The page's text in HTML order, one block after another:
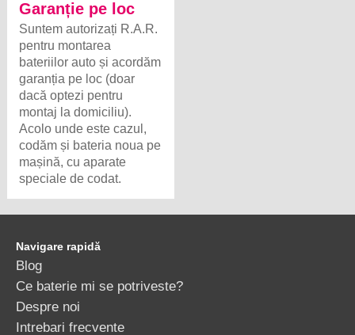
Garanție pe loc
Suntem autorizați R.A.R.
pentru montarea
bateriilor auto și acordăm
garanția pe loc (doar
dacă optezi pentru
montaj la domiciliu).
Acolo unde este cazul,
codăm și bateria noua pe
mașină, cu aparate
speciale de codat.
Navigare rapidă
Blog
Ce baterie mi se potriveste?
Despre noi
Intrebari frecvente